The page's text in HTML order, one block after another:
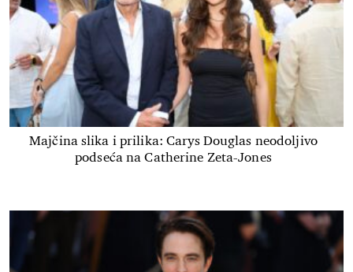
Majčina slika i prilika: Carys Douglas neodoljivo
podseća na Catherine Zeta-Jones